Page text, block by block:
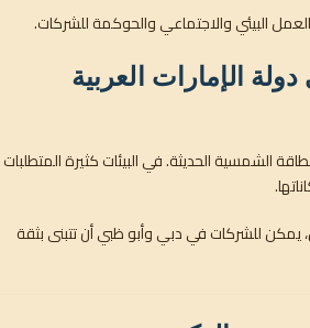
البيئي والاجتماعي والحوكمة للشركات.
الإمارات العربية
الشمسية الحديثة. في البيئات كثيرة المتطلبات
، يمكن للشركات في دبي وأبو ظبي أن تتبنى بثقة